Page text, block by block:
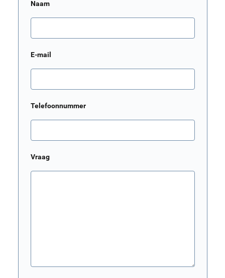
Naam
E-mail
Telefoonnummer
Vraag